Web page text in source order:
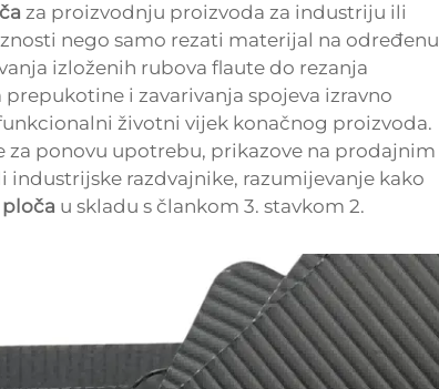
za proizvodnju proizvoda za industriju ili
nego samo rezati materijal na određenu
izloženih rubova flaute do rezanja
i zavarivanja spojeva izravno
životni vijek konačnog proizvoda.
ponovu upotrebu, prikazove na prodajnim
razdvajnike, razumijevanje kako
u skladu s člankom 3. stavkom 2.